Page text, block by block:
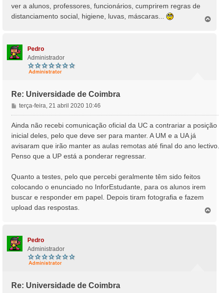
ver a alunos, professores, funcionários, cumprirem regras de
distanciamento social, higiene, luvas, máscaras...
Pedro
Administrador
Re: Universidade de Coimbra
M
e
n
s
g
e
terça-feira, 21 abril 2020 10:46
Ainda não recebi comunicação oficial da UC a contrariar a posição
inicial deles, pelo que deve ser para manter. A UM e a UA já
avisaram que irão manter as aulas remotas até final do ano lectivo.
Penso que a UP está a ponderar regressar.
Quanto a testes, pelo que percebi geralmente têm sido feitos
colocando o enunciado no InforEstudante, para os alunos irem
buscar e responder em papel. Depois tiram fotografia e fazem
upload das respostas.
Pedro
Administrador
Re: Universidade de Coimbra